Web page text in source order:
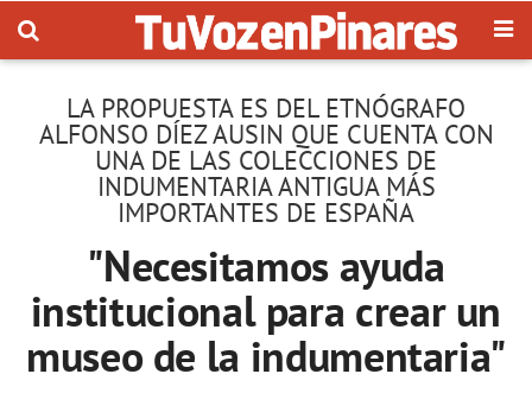
LA PROPUESTA ES DEL ETNÓGRAFO
ALFONSO DÍEZ AUSIN QUE CUENTA CON
UNA DE LAS COLECCIONES DE
INDUMENTARIA ANTIGUA MÁS
IMPORTANTES DE ESPAÑA
"Necesitamos ayuda
institucional para crear un
museo de la indumentaria"